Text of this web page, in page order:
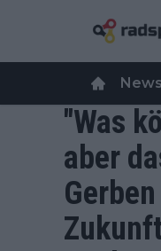
"Was
aber